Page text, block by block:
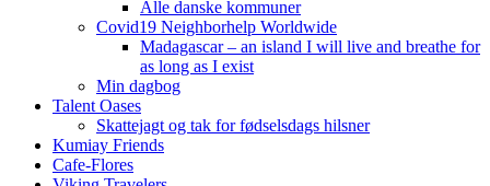
Alle danske kommuner
Covid19 Neighborhelp Worldwide
Madagascar – an island I will live and breathe for
as long as I exist
Min dagbog
Talent Oases
Skattejagt og tak for fødselsdags hilsner
Kumiay Friends
Cafe-Flores